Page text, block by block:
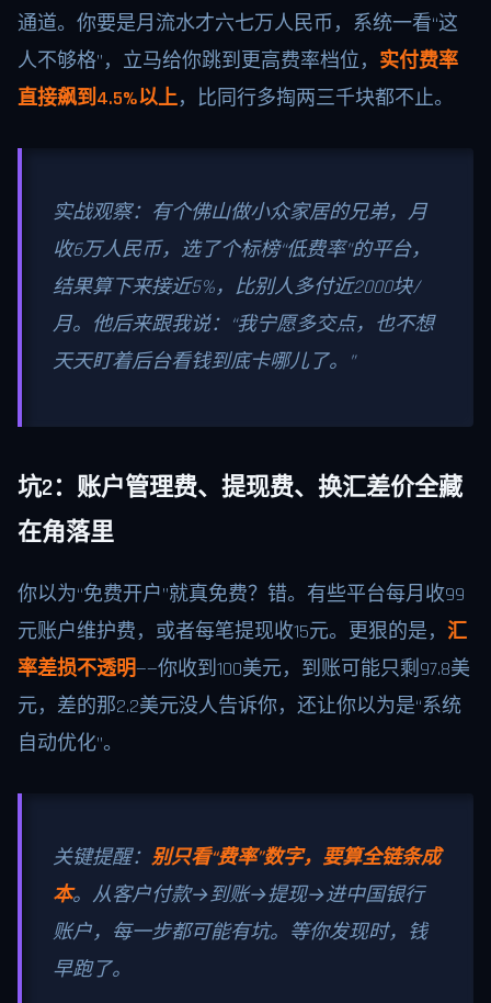
通道。你要是月流水才六七万人民币，系统一看“这
人不够格”，立马给你跳到更高费率档位， 实付费率
直接飙到4.5%以上，比同行多掏两三千块都不止。
实战观察：有个佛山做小众家居的兄弟，月
收6万人民币，选了个标榜“低费率”的平台，
结果算下来接近5%，比别人多付近2000块/
月。他后来跟我说：“我宁愿多交点，也不想
天天盯着后台看钱到底卡哪儿了。”
坑2：账户管理费、提现费、换汇差价全藏
在角落里
你以为“免费开户”就真免费？错。有些平台每月收99
元账户维护费，或者每笔提现收15元。更狠的是， 汇
率差损不透明——你收到100美元，到账可能只剩97.8美
元，差的那2.2美元没人告诉你，还让你以为是“系统
自动优化”。
关键提醒： 别只看“费率”数字，要算全链条成
本。从客户付款→到账→提现→进中国银行
账户，每一步都可能有坑。等你发现时，钱
早跑了。